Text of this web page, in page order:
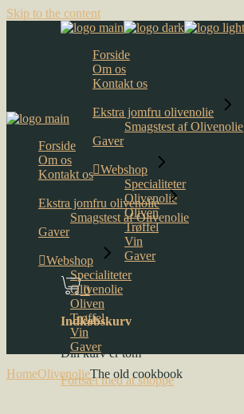
Skip to the content
Forside
Om os
Kontakt os
Ekstra jomfru olivenolie
Smagstest af Olivenolie
Gaver
Webshop
Specialiteter
Olivenolie
Oliven
Trøffel
Vin
Gaver
0
Indkøbskurv
Din kurv er tom
Fortsæt med at shoppe
Forside
Om os
Kontakt os
Ekstra jomfru olivenolie
Smagstest af Olivenolie
Gaver
Webshop
Specialiteter
Olivenolie
Oliven
Trøffel
Vin
Gaver
HomeOlivenolieThe old cookbook